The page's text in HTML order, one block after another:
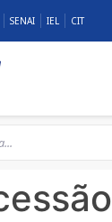
SENAI IEL CIT